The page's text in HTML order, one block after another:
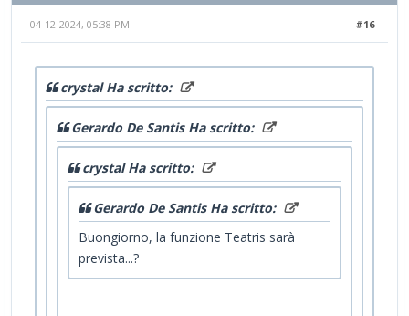
#16
04-12-2024, 05:38 PM
crystal Ha scritto:
Gerardo De Santis Ha scritto:
crystal Ha scritto:
Gerardo De Santis Ha scritto:
Buongiorno, la funzione Teatris sarà
prevista...?